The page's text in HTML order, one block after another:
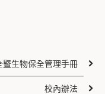
暨生物保全管理手冊
校內辦法